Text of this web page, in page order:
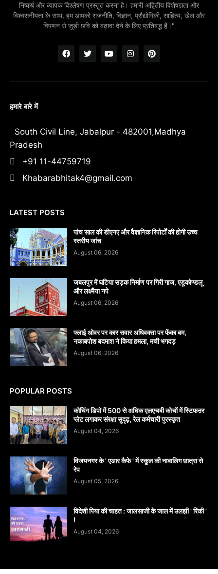
निष्कर्ष और व्यापक विश्लेषण प्रस्तुत करना है। हमारी अद्वितीय विशेषज्ञता और
विश्वसनीयता के साथ, हम आपको राजनीति, विज्ञान, प्रौद्योगिकी, साहित्य, खेल और
विपणन से जुड़ी छवि को बढ़ावा देने के लिए प्रतिबद्ध हैं।"
हमारे बारे में
South Civil Line, Jabalpur - 482001,Madhya
Pradesh
+91 11-44759719
Khabarabhitak4@gmail.com
LATEST POSTS
पांच साल की डीएनए और वैज्ञानिक रिपोर्टों की होगी उच्च
स्तरीय जांच
August 06, 2026
जबलपुर में घटिया सड़क निर्माण पर गिरी गाज, एडूकोण्डलू
और लक्ष्मैया नपे
August 06, 2026
फ्लाई ओवर पर कार सवार अधिवक्ता पर फेंका बम,
नकाबपोश बदमाश ने किया हमला, मची भगदड़
August 06, 2026
POPULAR POSTS
कोचिंग डिपो में 500 से अधिक एलएचबी कोचों में स्टिफऩर
प्लेट लगाकर संरक्षा सुदृढ़, रेल कर्मचारी पुरस्कृत
August 04, 2026
विजयनगर के ' एआर कैफे ' में स्कूल की नाबालिग छात्रा से
रेप
August 05, 2026
विदेशी पिया की चाहत : जालसाजी के जाल में उलझी ' रिंकी '
!
August 04, 2026